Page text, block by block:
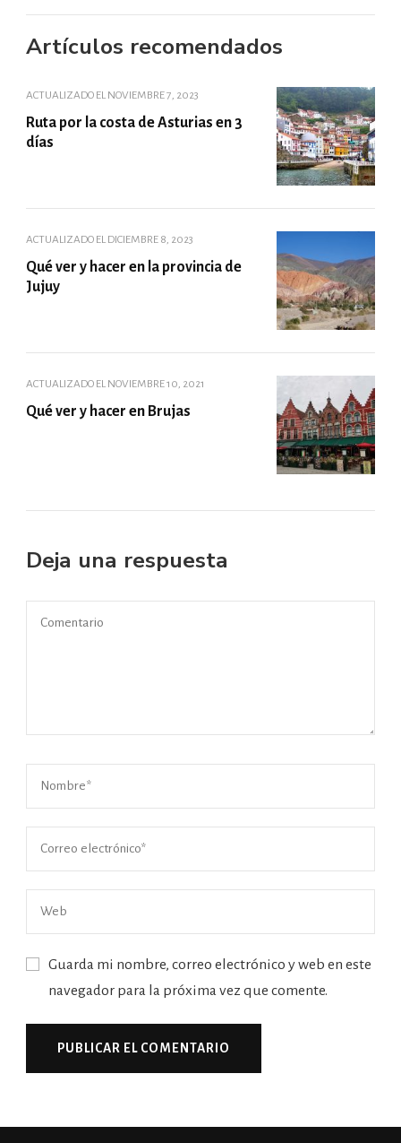
Artículos recomendados
ACTUALIZADO EL NOVIEMBRE 7, 2023
Ruta por la costa de Asturias en 3
días
ACTUALIZADO EL DICIEMBRE 8, 2023
Qué ver y hacer en la provincia de
Jujuy
ACTUALIZADO EL NOVIEMBRE 10, 2021
Qué ver y hacer en Brujas
Deja una respuesta
Guarda mi nombre, correo electrónico y web en este
navegador para la próxima vez que comente.